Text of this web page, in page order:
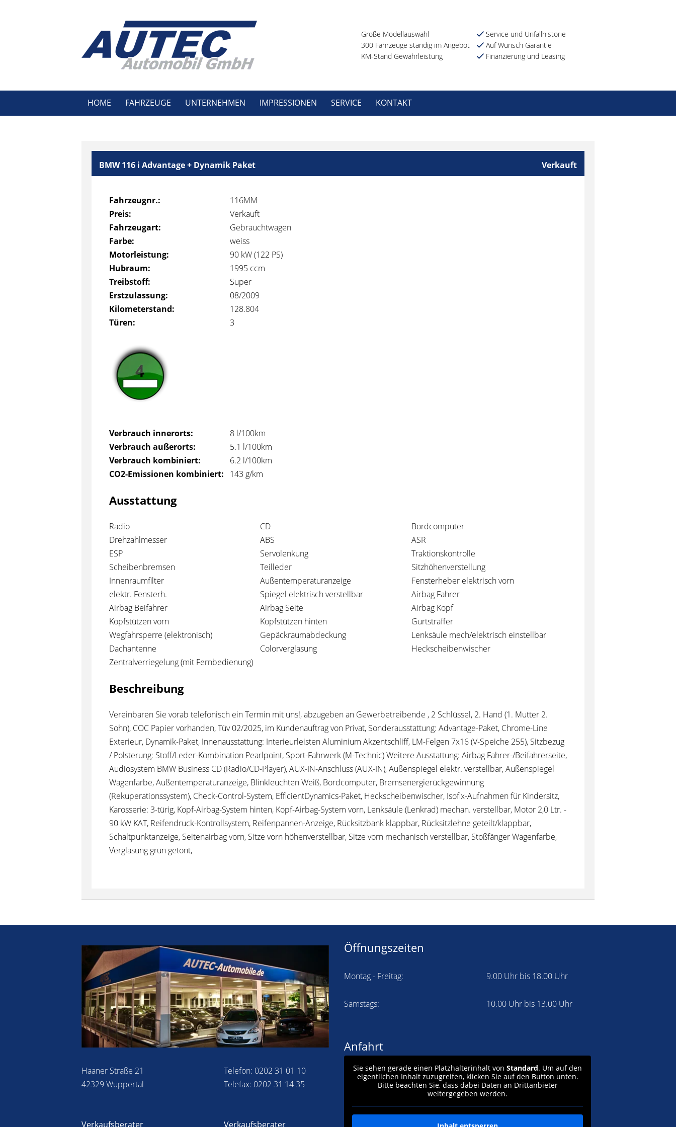
Große Modellauswahl
300 Fahrzeuge ständig im Angebot
KM-Stand Gewährleistung
Service und Unfallhistorie
Auf Wunsch Garantie
Finanzierung und Leasing
HOME FAHRZEUGE UNTERNEHMEN IMPRESSIONEN SERVICE KONTAKT
BMW 116 i Advantage + Dynamik Paket Verkauft
Fahrzeugnr.:
116MM
Preis:
Verkauft
Fahrzeugart:
Gebrauchtwagen
Farbe:
weiss
Motorleistung:
90 kW (122 PS)
Hubraum:
1995 ccm
Treibstoff:
Super
Erstzulassung:
08/2009
Kilometerstand:
128.804
Türen:
3
Verbrauch innerorts:
8 l/100km
Verbrauch außerorts:
5.1 l/100km
Verbrauch kombiniert:
6.2 l/100km
CO2-Emissionen kombiniert:
143 g/km
Ausstattung
Radio CD
Bordcomputer
Drehzahlmesser
ABS
ASR
ESP
Servolenkung
Traktionskontrolle
Scheibenbremsen
Teilleder
Sitzhöhenverstellung
Innenraumfilter
Außentemperaturanzeige
Fensterheber elektrisch vorn
elektr. Fensterh.
Spiegel elektrisch verstellbar
Airbag Fahrer
Airbag Beifahrer
Airbag Seite
Airbag Kopf
Kopfstützen vorn
Kopfstützen hinten
Gurtstraffer
Wegfahrsperre (elektronisch)
Gepäckraumabdeckung
Lenksäule mech/elektrisch einstellbar
Dachantenne
Colorverglasung
Heckscheibenwischer
Zentralverriegelung (mit Fernbedienung)
Beschreibung
Vereinbaren Sie vorab telefonisch ein Termin mit uns!, abzugeben an Gewerbetreibende , 2 Schlüssel, 2. Hand (1. Mutter 2.
Sohn), COC Papier vorhanden, Tüv 02/2025, im Kundenauftrag von Privat, Sonderausstattung: Advantage-Paket, Chrome-Line
Exterieur, Dynamik-Paket, Innenausstattung: Interieurleisten Aluminium Akzentschliff, LM-Felgen 7x16 (V-Speiche 255), Sitzbezug
/ Polsterung: Stoff/Leder-Kombination Pearlpoint, Sport-Fahrwerk (M-Technic) Weitere Ausstattung: Airbag Fahrer-/Beifahrerseite,
Audiosystem BMW Business CD (Radio/CD-Player), AUX-IN-Anschluss (AUX-IN), Außenspiegel elektr. verstellbar, Außenspiegel
Wagenfarbe, Außentemperaturanzeige, Blinkleuchten Weiß, Bordcomputer, Bremsenergierückgewinnung
(Rekuperationssystem), Check-Control-System, EfficientDynamics-Paket, Heckscheibenwischer, Isofix-Aufnahmen für Kindersitz,
Karosserie: 3-türig, Kopf-Airbag-System hinten, Kopf-Airbag-System vorn, Lenksäule (Lenkrad) mechan. verstellbar, Motor 2,0 Ltr. -
90 kW KAT, Reifendruck-Kontrollsystem, Reifenpannen-Anzeige, Rücksitzbank klappbar, Rücksitzlehne geteilt/klappbar,
Schaltpunktanzeige, Seitenairbag vorn, Sitze vorn höhenverstellbar, Sitze vorn mechanisch verstellbar, Stoßfänger Wagenfarbe,
Verglasung grün getönt,
Haaner Straße 21
42329 Wuppertal
Telefon: 0202 31 01 10
Telefax: 0202 31 14 35
Verkaufsberater Verkaufsberater
Öffnungszeiten
Montag - Freitag: 9.00 Uhr bis 18.00 Uhr
Samstags: 10.00 Uhr bis 13.00 Uhr
Anfahrt
Sie sehen gerade einen Platzhalterinhalt vonStandard. Um auf den
eigentlichen Inhalt zuzugreifen, klicken Sie auf den Button unten.
Bitte beachten Sie, dass dabei Daten an Drittanbieter
weitergegeben werden.